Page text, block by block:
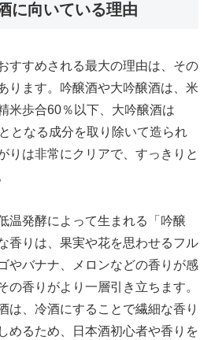
に向いている理由
すすめされる最大の理由は、その
ります。吟醸酒や大吟醸酒は、米
米歩合60％以下、大吟醸酒は
となる成分を取り除いて造られ
りは非常にクリアで、すっきりと
温発酵によって生まれる「吟醸
香りは、果実や花を思わせるフル
やバナナ、メロンなどの香りが感
の香りがより一層引き立ちます。
は、冷酒にすることで繊細な香り
めるため、日本酒初心者や香りを